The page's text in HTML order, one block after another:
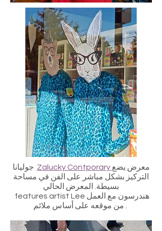
Zalucky Contporary معرض يضع
التركيز بشكل مباشر على الفن في مساحة
بسيطة. المعرض الحالي
features artist Lee هندرسون مع العمل